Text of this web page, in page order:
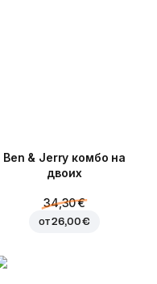
Ben & Jerry комбо на
двоих
34,30 €
от26,00 €